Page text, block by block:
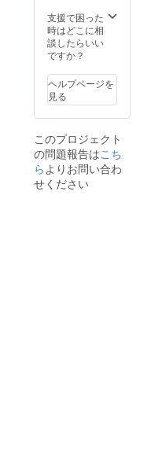
頂きま
す。
にwi-fi
は設け
ており
ませ
間ヨガ
ライフ
をお楽
しみく
い。必
要な場
合は事
前にsim
フリー
レッス
ン費
用、緊
急時の
サポー
ト ＜含
まれて
いない
渡航費
(日本-
ニュー
ヨーク-
ロサン
療、診
療行為
ではご
ざいま
効果に
は個人
差がご
ざいま
を予め
ご了承
くださ
い。」
有効期
る指導
者や施
術者
を、出
け多く
育て、
ご希望
があれ
スタジ
オで働
き、自
分の個
性と組
ヨガ
（体を
支える
補助用
用し
た、心
身回復
を目指
ラック
ス系の
ヨガ）
のスタ
ジオ、
（毎回
違って
も大丈
夫で
ンタル
ウェ
ア、バ
スタオ
無料で
使用可
能で
す。 水
（冷
支援で困った
時はどこに相
談したらいい
ですか？
ヘルプページを
見る
このプロジェクト
の問題報告はこち
らよりお問い合わ
せください